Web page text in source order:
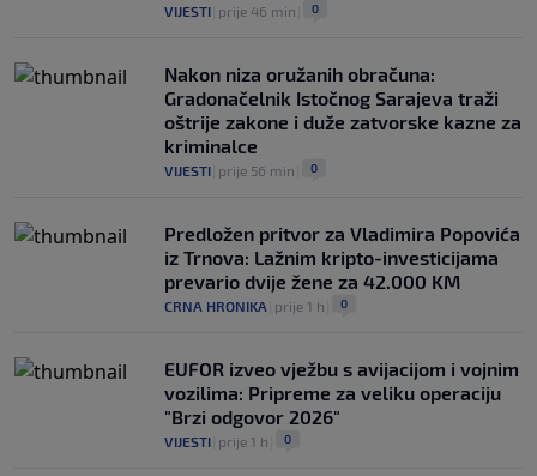
VIJESTI prije 46 min 0
Nakon niza oružanih obračuna:
Gradonačelnik Istočnog Sarajeva traži
oštrije zakone i duže zatvorske kazne za
kriminalce
VIJESTI prije 56 min 0
Predložen pritvor za Vladimira Popovića
iz Trnova: Lažnim kripto-investicijama
prevario dvije žene za 42.000 KM
CRNA HRONIKA prije 1 h 0
EUFOR izveo vježbu s avijacijom i vojnim
vozilima: Pripreme za veliku operaciju
"Brzi odgovor 2026"
VIJESTI prije 1 h 0